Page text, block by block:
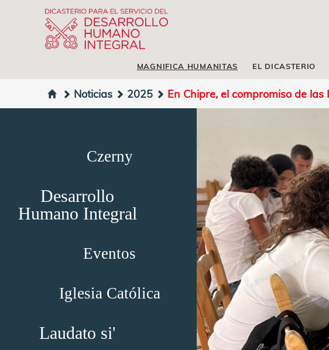
MAGNIFICA HUMANITAS EL DICASTERIO
Noticias 2025 En Chipre, el compromiso de
Czerny
Desarrollo
Humano Integral
Eventos
Iglesia Católica
Laudato si'